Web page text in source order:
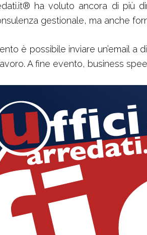
ha voluto ancora di più
gestionale, ma anche
è possibile inviare un’email a
A fine evento, business